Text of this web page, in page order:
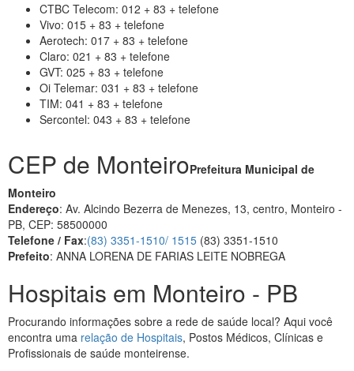
CTBC Telecom: 012 + 83 + telefone
Vivo: 015 + 83 + telefone
Aerotech: 017 + 83 + telefone
Claro: 021 + 83 + telefone
GVT: 025 + 83 + telefone
Oi Telemar: 031 + 83 + telefone
TIM: 041 + 83 + telefone
Sercontel: 043 + 83 + telefone
CEP de MonteiroPrefeitura Municipal de
Monteiro
Endereço: Av. Alcindo Bezerra de Menezes, 13, centro, Monteiro -
PB, CEP: 58500000
Telefone / Fax:(83) 3351-1510/ 1515 (83) 3351-1510
Prefeito: ANNA LORENA DE FARIAS LEITE NOBREGA
Hospitais em Monteiro - PB
Procurando informações sobre a rede de saúde local? Aqui você
encontra uma relação de Hospitais, Postos Médicos, Clínicas e
Profissionais de saúde monteirense.